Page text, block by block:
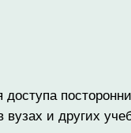
и других